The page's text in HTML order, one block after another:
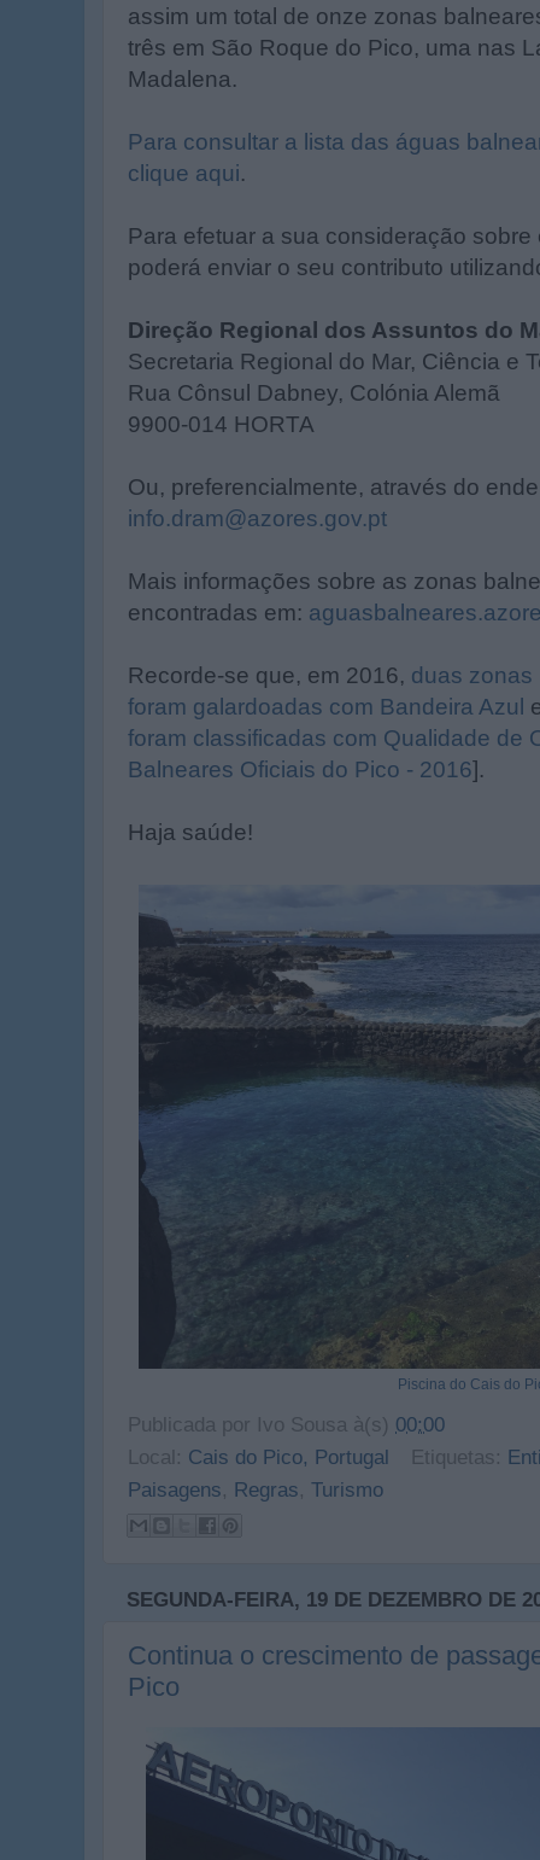
assim um total de onze zonas
três em São Roque do Pico, uma nas
Madalena.
Para consultar a lista das águas
clique aqui.
Para efetuar a sua consideração
poderá enviar o seu contributo
Direção Regional dos Assuntos do
Secretaria Regional do Mar, Ciência e
Rua Cônsul Dabney, Colónia Alemã
9900-014 HORTA
Ou, preferencialmente, através do
info.dram@azores.gov.pt
Mais informações sobre as zonas
encontradas em:
Recorde-se que, em 2016, duas zonas
foram galardoadas com Bandeira Azul
foram classificadas com Qualidade de
Balneares Oficiais do Pico - 2016].
Haja saúde!
Piscina do Cais do
Publicada por Ivo Sousa à(s) 00:00
Local: Cais do Pico, Portugal Etiquetas:
Paisagens, Regras, Turismo
SEGUNDA-FEIRA, 19 DE DEZEMBRO DE
Continua o crescimento de
Pico